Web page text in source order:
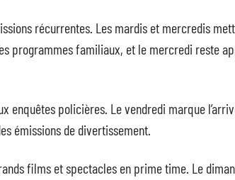
récurrentes. Les mardis et mercredis
programmes familiaux, et le mercredi reste
enquêtes policières. Le vendredi marque
émissions de divertissement.
films et spectacles en prime time. Le